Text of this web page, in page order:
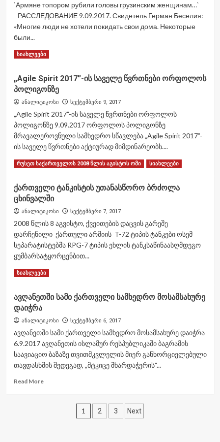
Spirit
2017”-
მონაწილეობას
შეიარაღებული
36-
ე
საზღვო
ქვეითთა
ბრიგადის
დანაყოფები.
(ფოტორეპორტაჟი)
`Армяне топором рубили головы грузинским женщинам…`
- РАССЛЕДОВАНИЕ 9.09.2017. Свидетель Герман Беселия:
«Многие люди не хотели покидать свои дома. Некоторые
были...
Read MoreRead
`Армяне
топором
рубили
грузинским
женщинам…
`
–
სიახლეები
„Agile Spirit 2017”-ის საველე წვრთნები ორფოლოს
პოლიგონზე
ანალიტიკოსი სექტემბერი 9, 2017
„Agile Spirit 2017”-ის საველე წვრთნები ორფოლოს
პოლიგონზე 9.09.2017 ორფოლოს პოლიგონზე
მრავალეროვნული სამხედრო სწავლება „Agile Spirit 2017”-
ის საველე წვრთნები აქტიურად მიმდინარეობს....
Read MoreRead
„Agile
Spirit
2017”-
საველე
წვრთნები
ორფოლოს
პოლიგონზე
რუსეთ საქართველოს 2008 წლის აგისტოს ომი სიახლეები
ქართველი ტანკისტის უთანასწორო ბრძოლა
ცხინვალში
ანალიტიკოსი სექტემბერი 7, 2017
2008 წლის 8 აგვისტო, ქვეითების დაცვის გარეშე
დარჩენილი ქართული არმიის T-72 ტიპის ტანკები ოსემ
სეპარატისტებმა RPG-7 ტიპის ეხლის ტანკსაწინაასღმდეგო
ყუმბარსატყორცენბით...
Read MoreRead
ქართველი
უთანასწორო
ცხინვალში
სიახლეები
ავღანეთში სამი ქართველი სამხედრო მოსამსახურე
დაიჭრა
ანალიტიკოსი სექტემბერი 6, 2017
ავღანეთში სამი ქართველი სამხედრო მოსამსახურე დაიჭრა
6.9.2017 ავღანეთის ისლამურ რესპუბლიკაში ბაგრამის
საავიაციო ბაზაზე თვითმკვლელის მიერ განხორციელებული
თავდასხმის შედეგად, „მტკიცე მხარდაჭერის“...
Read MoreRead
ჩანაწერების
1 2 3 Next